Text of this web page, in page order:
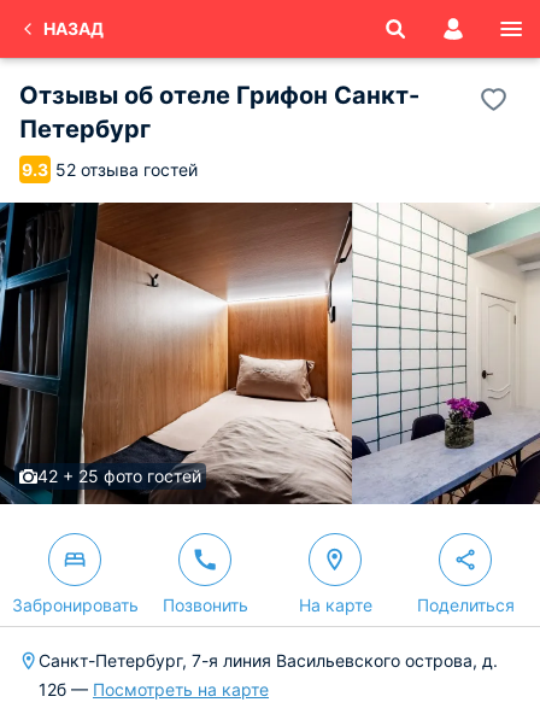
НАЗАД
Отзывы об отеле Грифон Санкт-
Петербург
9.3 52 отзыва гостей
42 + 25 фото гостей
Забронировать Позвонить На карте Поделиться
Санкт-Петербург, 7-я линия Васильевского острова, д.
12б — Посмотреть на карте